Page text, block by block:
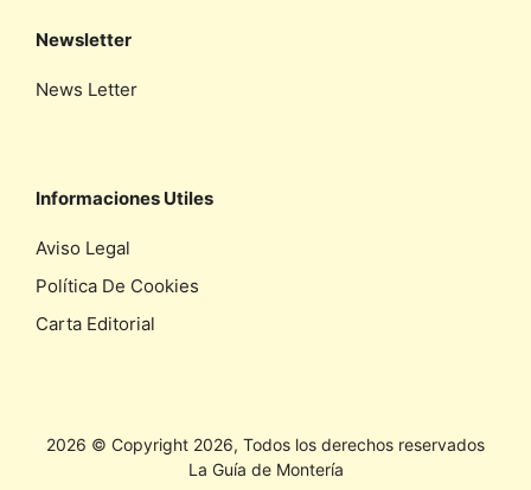
Newsletter
News Letter
Informaciones Utiles
Aviso Legal
Política De Cookies
Carta Editorial
2026 © Copyright 2026, Todos los derechos reservados
La Guía de Montería